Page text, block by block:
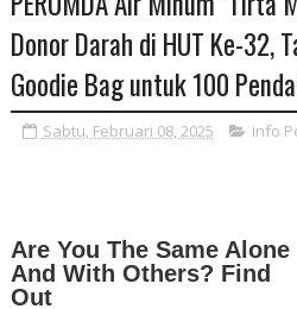
Donor Darah di HUT Ke-32,
Goodie Bag untuk 100
Sabtu, Februari 08, 2025 info